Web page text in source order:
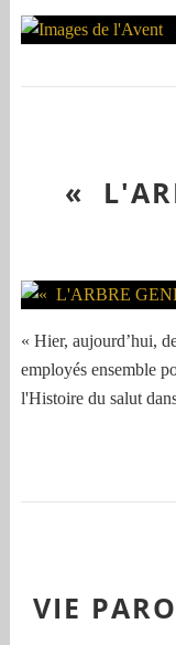
«
« Hier, aujourd’hui,
employés ensemble
l'Histoire du salut
VIE